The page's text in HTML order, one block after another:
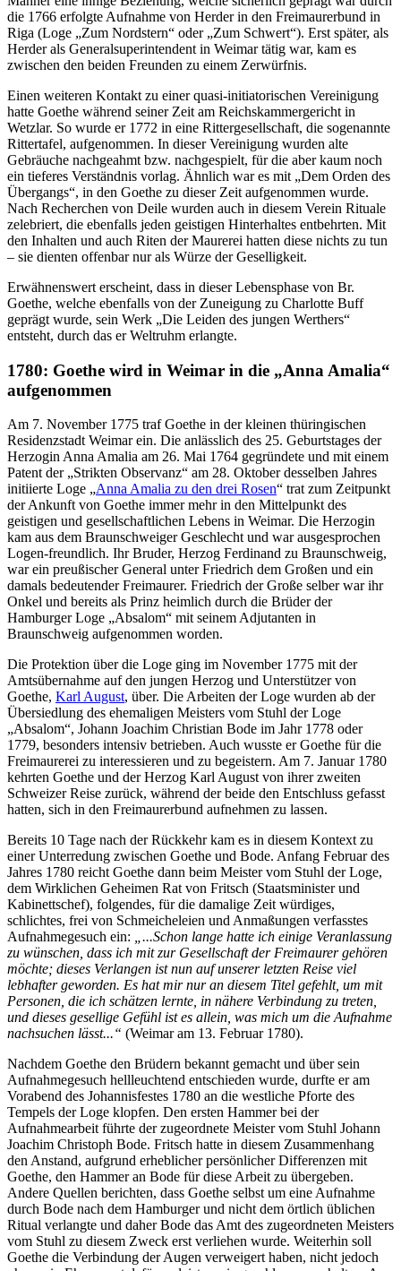
die 1766 erfolgte Aufnahme von Herder in den Freimaurerbund in
Riga (Loge „Zum Nordstern“ oder „Zum Schwert“). Erst später, als
Herder als Generalsuperintendent in Weimar tätig war, kam es
zwischen den beiden Freunden zu einem Zerwürfnis.
Einen weiteren Kontakt zu einer quasi-initiatorischen Vereinigung
hatte Goethe während seiner Zeit am Reichskammergericht in
Wetzlar. So wurde er 1772 in eine Rittergesellschaft, die sogenannte
Rittertafel, aufgenommen. In dieser Vereinigung wurden alte
Gebräuche nachgeahmt bzw. nachgespielt, für die aber kaum noch
ein tieferes Verständnis vorlag. Ähnlich war es mit „Dem Orden des
Übergangs“, in den Goethe zu dieser Zeit aufgenommen wurde.
Nach Recherchen von Deile wurden auch in diesem Verein Rituale
zelebriert, die ebenfalls jeden geistigen Hinterhaltes entbehrten. Mit
den Inhalten und auch Riten der Maurerei hatten diese nichts zu tun
– sie dienten offenbar nur als Würze der Geselligkeit.
Erwähnenswert erscheint, dass in dieser Lebensphase von Br.
Goethe, welche ebenfalls von der Zuneigung zu Charlotte Buff
geprägt wurde, sein Werk „Die Leiden des jungen Werthers“
entsteht, durch das er Weltruhm erlangte.
1780: Goethe wird in Weimar in die „Anna Amalia“
aufgenommen
Am 7. November 1775 traf Goethe in der kleinen thüringischen
Residenzstadt Weimar ein. Die anlässlich des 25. Geburtstages der
Herzogin Anna Amalia am 26. Mai 1764 gegründete und mit einem
Patent der „Strikten Observanz“ am 28. Oktober desselben Jahres
initiierte Loge „Anna Amalia zu den drei Rosen“ trat zum Zeitpunkt
der Ankunft von Goethe immer mehr in den Mittelpunkt des
geistigen und gesellschaftlichen Lebens in Weimar. Die Herzogin
kam aus dem Braunschweiger Geschlecht und war ausgesprochen
Logen-freundlich. Ihr Bruder, Herzog Ferdinand zu Braunschweig,
war ein preußischer General unter Friedrich dem Großen und ein
damals bedeutender Freimaurer. Friedrich der Große selber war ihr
Onkel und bereits als Prinz heimlich durch die Brüder der
Hamburger Loge „Absalom“ mit seinem Adjutanten in
Braunschweig aufgenommen worden.
Die Protektion über die Loge ging im November 1775 mit der
Amtsübernahme auf den jungen Herzog und Unterstützer von
Goethe, Karl August, über. Die Arbeiten der Loge wurden ab der
Übersiedlung des ehemaligen Meisters vom Stuhl der Loge
„Absalom“, Johann Joachim Christian Bode im Jahr 1778 oder
1779, besonders intensiv betrieben. Auch wusste er Goethe für die
Freimaurerei zu interessieren und zu begeistern. Am 7. Januar 1780
kehrten Goethe und der Herzog Karl August von ihrer zweiten
Schweizer Reise zurück, während der beide den Entschluss gefasst
hatten, sich in den Freimaurerbund aufnehmen zu lassen.
Bereits 10 Tage nach der Rückkehr kam es in diesem Kontext zu
einer Unterredung zwischen Goethe und Bode. Anfang Februar des
Jahres 1780 reicht Goethe dann beim Meister vom Stuhl der Loge,
dem Wirklichen Geheimen Rat von Fritsch (Staatsminister und
Kabinettschef), folgendes, für die damalige Zeit würdiges,
schlichtes, frei von Schmeicheleien und Anmaßungen verfasstes
Aufnahmegesuch ein:
„...Schon lange hatte ich einige Veranlassung
zu wünschen, dass ich mit zur Gesellschaft der Freimaurer gehören
möchte; dieses Verlangen ist nun auf unserer letzten Reise viel
lebhafter geworden. Es hat mir nur an diesem Titel gefehlt, um mit
Personen, die ich schätzen lernte, in nähere Verbindung zu treten,
und dieses gesellige Gefühl ist es allein, was mich um die Aufnahme
nachsuchen lässt...“ (Weimar am 13. Februar 1780).
Nachdem Goethe den Brüdern bekannt gemacht und über sein
Aufnahmegesuch hellleuchtend entschieden wurde, durfte er am
Vorabend des Johannisfestes 1780 an die westliche Pforte des
Tempels der Loge klopfen. Den ersten Hammer bei der
Aufnahmearbeit führte der zugeordnete Meister vom Stuhl Johann
Joachim Christoph Bode. Fritsch hatte in diesem Zusammenhang
den Anstand, aufgrund erheblicher persönlicher Differenzen mit
Goethe, den Hammer an Bode für diese Arbeit zu übergeben.
Andere Quellen berichten, dass Goethe selbst um eine Aufnahme
durch Bode nach dem Hamburger und nicht dem örtlich üblichen
Ritual verlangte und daher Bode das Amt des zugeordneten Meisters
vom Stuhl zu diesem Zweck erst verliehen wurde. Weiterhin soll
Goethe die Verbindung der Augen verweigert haben, nicht jedoch